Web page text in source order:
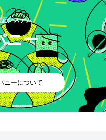
システム
ニー
ニーについて